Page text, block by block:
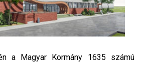
a Magyar Kormány 1635 számú